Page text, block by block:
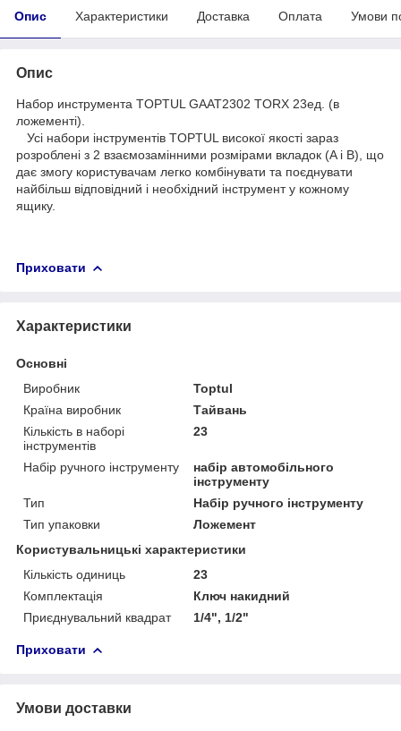
Опис Характеристики Доставка Оплата Умови
Опис
Набор инструмента TOPTUL GAAT2302 TORX 23ед. (в
ложементі).
Усі набори інструментів TOPTUL високої якості зараз
розроблені з 2 взаємозамінними розмірами вкладок (A і B), що
дає змогу користувачам легко комбінувати та поєднувати
найбільш відповідний і необхідний інструмент у кожному
ящику.
Приховати
Характеристики
Основні
Виробник
Toptul
Країна виробник
Тайвань
Кількість в наборі
інструментів
23
Набір ручного інструменту
набір автомобільного
інструменту
Тип
Набір ручного інструменту
Тип упаковки
Ложемент
Користувальницькі характеристики
Кількість одиниць
23
Комплектація
Ключ накидний
Приєднувальний квадрат
1/4", 1/2"
Приховати
Умови доставки